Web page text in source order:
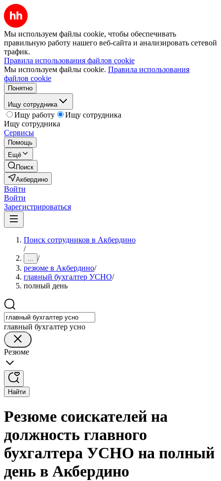
Мы используем файлы cookie, чтобы обеспечивать
правильную работу нашего веб-сайта и анализировать сетевой
трафик.
Правила использования файлов cookie
Мы используем файлы cookie. Правила использования
файлов cookie
Понятно
Ищу сотрудника
Ищу работу
Ищу сотрудника
Ищу сотрудника
Сервисы
Помощь
Ещё
Поиск
Акбердино
Войти
Войти
Зарегистрироваться
Поиск сотрудников в Акбердино
/
... /
резюме в Акбердино/
главный бухгалтер УСНО/
полный день
главный бухгалтер усно
Резюме
Найти
Резюме соискателей на
должность главного
бухгалтера УСНО на полный
день в Акбердино